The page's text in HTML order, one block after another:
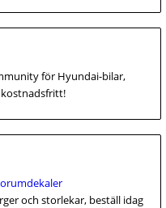
för Hyundai-bilar,
och storlekar, beställ idag